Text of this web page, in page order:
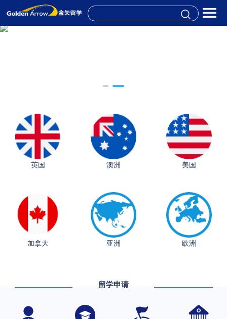
英国 澳洲 美国
加拿大 亚洲 欧洲
留学申请
从上海财大2+2到谢菲尔德：低均分逆袭QS百强金
西南财经大学投资学背景，成功斩获英国名校多份